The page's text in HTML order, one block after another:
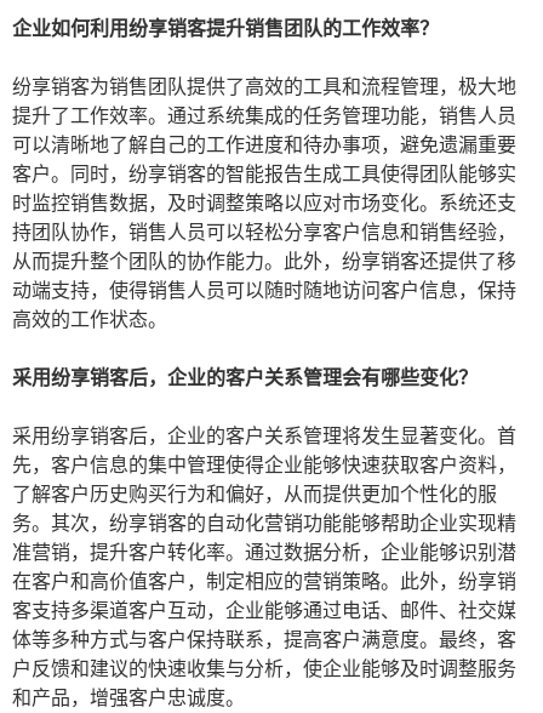
企业如何利用纷享销客提升销售团队的工作效率？
纷享销客为销售团队提供了高效的工具和流程管理，极大地
提升了工作效率。通过系统集成的任务管理功能，销售人员
可以清晰地了解自己的工作进度和待办事项，避免遗漏重要
客户。同时，纷享销客的智能报告生成工具使得团队能够实
时监控销售数据，及时调整策略以应对市场变化。系统还支
持团队协作，销售人员可以轻松分享客户信息和销售经验，
从而提升整个团队的协作能力。此外，纷享销客还提供了移
动端支持，使得销售人员可以随时随地访问客户信息，保持
高效的工作状态。
采用纷享销客后，企业的客户关系管理会有哪些变化？
采用纷享销客后，企业的客户关系管理将发生显著变化。首
先，客户信息的集中管理使得企业能够快速获取客户资料，
了解客户历史购买行为和偏好，从而提供更加个性化的服
务。其次，纷享销客的自动化营销功能能够帮助企业实现精
准营销，提升客户转化率。通过数据分析，企业能够识别潜
在客户和高价值客户，制定相应的营销策略。此外，纷享销
客支持多渠道客户互动，企业能够通过电话、邮件、社交媒
体等多种方式与客户保持联系，提高客户满意度。最终，客
户反馈和建议的快速收集与分析，使企业能够及时调整服务
和产品，增强客户忠诚度。